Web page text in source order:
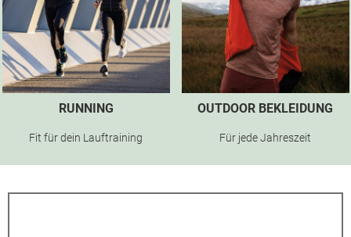
RUNNING
Fit für dein Lauftraining
OUTDOOR BEKLEIDUNG
Für jede Jahreszeit